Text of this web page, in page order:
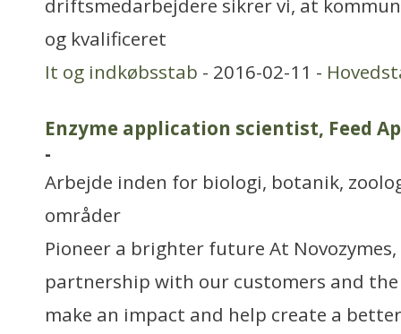
driftsmedarbejdere sikrer vi, at
og kvalificeret
It og indkøbsstab - 2016-02-11 -
Enzyme application scientist, Feed
-
Arbejde inden for biologi, botanik,
områder
Pioneer a brighter future At
partnership with our customers and
make an impact and help create a